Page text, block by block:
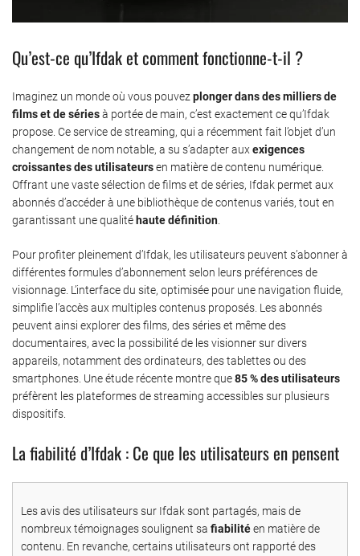
Qu’est-ce qu’Ifdak et comment fonctionne-t-il ?
Imaginez un monde où vous pouvez plonger dans des milliers de
films et de sériesà portée de main, c’est exactement ce qu’Ifdak
propose. Ce service de streaming, qui a récemment fait l’objet d’un
changement de nom notable, a su s’adapter aux exigences
croissantes des utilisateursen matière de contenu numérique.
Offrant une vaste sélection de films et de séries, Ifdak permet aux
abonnés d’accéder à une bibliothèque de contenus variés, tout en
garantissant une qualité haute définition
Pour profiter pleinement d’Ifdak, les utilisateurs peuvent s’abonner à
différentes formules d’abonnement selon leurs préférences de
visionnage. L’interface du site, optimisée pour une navigation fluide,
simplifie l’accès aux multiples contenus proposés. Les abonnés
peuvent ainsi explorer des films, des séries et même des
documentaires, avec la possibilité de les visionner sur divers
appareils, notamment des ordinateurs, des tablettes ou des
smartphones. Une étude récente montre que85 % des utilisateurs
préfèrent les plateformes de streaming accessibles sur plusieurs
dispositifs.
La fiabilité d’Ifdak : Ce que les utilisateurs en pensent
Les avis des utilisateurs sur Ifdak sont partagés, mais de
nombreux témoignages soulignent sa fiabilitéen matière de
contenu. En revanche, certains utilisateurs ont rapporté des